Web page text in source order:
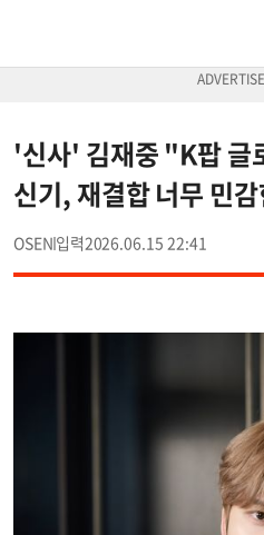
'신사' 김재중 "K팝 글
신기, 재결합 너무 민
OSEN 2026.06.15 22:41